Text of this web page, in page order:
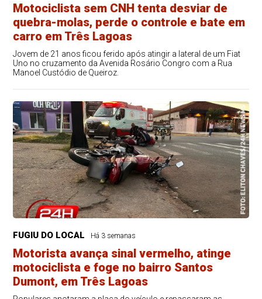
Motociclista sem CNH tenta desviar de
quebra-molas, perde o controle e bate em
carro em Três Lagoas
Jovem de 21 anos ficou ferido após atingir a lateral de um Fiat
Uno no cruzamento da Avenida Rosário Congro com a Rua
Manoel Custódio de Queiroz.
FUGIU DO LOCAL Há 3 semanas
Motorista avança sinal vermelho, atinge
motociclista e foge no bairro Santos
Dumont, em Três Lagoas